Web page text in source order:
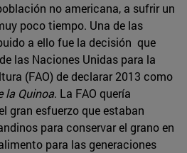
no americana, a sufrir un
poco tiempo. Una de las
a ello fue la decisión que
las Naciones Unidas para la
(FAO) de declarar 2013 como
la Quinoa. La FAO quería
gran esfuerzo que estaban
para conservar el grano en
para las generaciones